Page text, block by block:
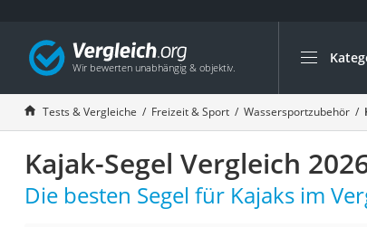
Die
Freizeit &
Trampolin
Eufab-
Tests & Vergleiche Freizeit & Sport Wassersportzubehör
Kajak-Segel Vergleich
Die besten Segel für Kajaks im